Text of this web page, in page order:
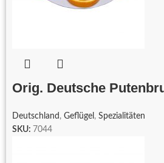
Orig. Deutsche
Deutschland , Geflügel , Spezialitäten
SKU: 7044